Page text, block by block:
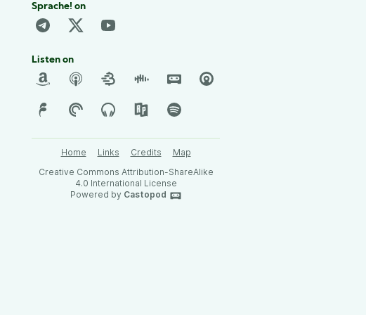
Sprache! on
Listen on
Home Links Credits
Map
Creative Commons Attribution-ShareAlike
4.0 International License
Powered by Castopod